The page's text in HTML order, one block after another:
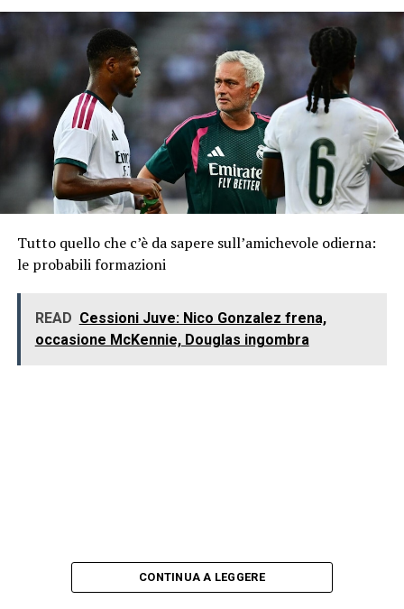
Tutto quello che c’è da sapere sull’amichevole odierna:
le probabili formazioni
READ Cessioni Juve: Nico Gonzalez frena,
occasione McKennie, Douglas ingombra
CONTINUA A LEGGERE